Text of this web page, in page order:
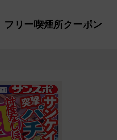
フリー喫煙所クーポン